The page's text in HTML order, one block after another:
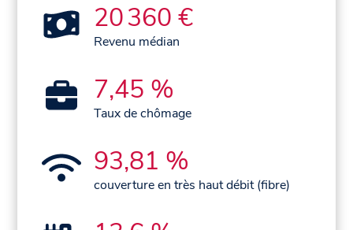
20 360 €
Revenu médian
7,45 %
Taux de chômage
93,81 %
couverture en très haut débit (fibre)